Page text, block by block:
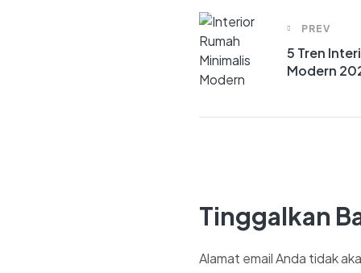
PREV
5 Tren
Modern
Tinggalkan
Alamat email Anda tidak